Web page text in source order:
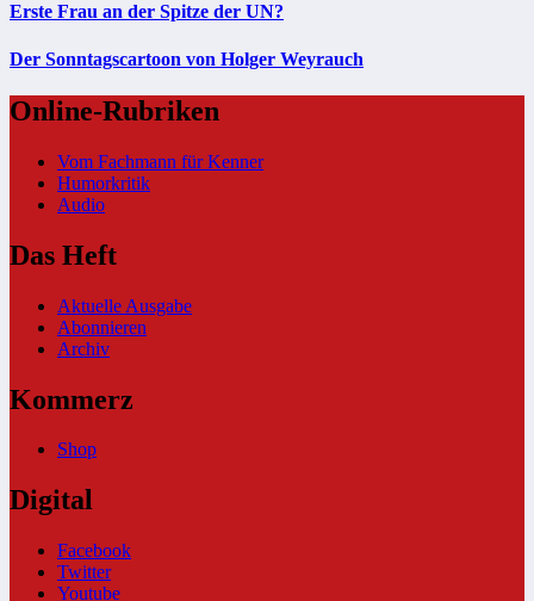
Erste Frau an der Spitze der UN?
Der Sonntagscartoon von Holger Weyrauch
Online-Rubriken
Vom Fachmann für Kenner
Humorkritik
Audio
Das Heft
Aktuelle Ausgabe
Abonnieren
Archiv
Kommerz
Shop
Digital
Facebook
Twitter
Youtube